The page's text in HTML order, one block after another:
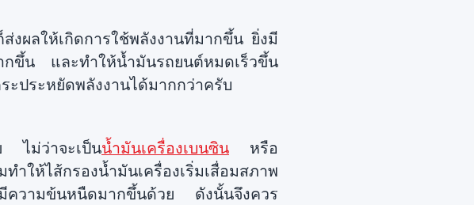
งผลให้เกิดการใช้พลังงานที่มากขึ้น ยิ่งมี
กขึ้น และทำให้น้ำมันรถยนต์หมดเร็วขึ้น
ะประหยัดพลังงานได้มากกว่าครับ
ไม่ว่าจะเป็นน้ำมันเครื่องเบนซิน หรือ
ำให้ไส้กรองน้ำมันเครื่องเริ่มเสื่อมสภาพ
ความข้นหนืดมากขึ้นด้วย ดังนั้นจึงควร